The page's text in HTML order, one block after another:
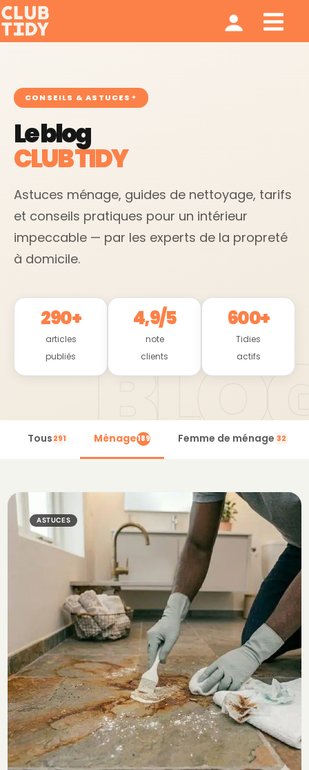
CONSEILS & ASTUCES
Le blog
CLUB TIDY
Astuces ménage, guides de nettoyage, tarifs
et conseils pratiques pour un intérieur
impeccable — par les experts de la propreté
à domicile.
290+
articles
publiés
4,9/5
note
clients
600+
Tidies
actifs
Tous 291 Ménage189 Femme de ménage 32
ASTUCES